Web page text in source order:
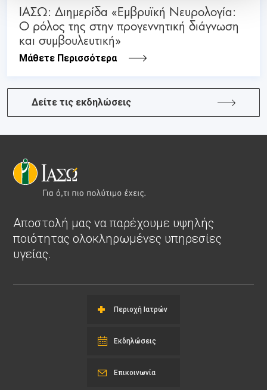
ΙΑΣΩ: Διημερίδα «Εμβρυϊκή Νευρολογία:
Ο ρόλος της στην προγεννητική διάγνωση
και συμβουλευτική»
Μάθετε Περισσότερα
Δείτε τις εκδηλώσεις
Αποστολή μας να παρέχουμε υψηλής
ποιότητας ολοκληρωμένες υπηρεσίες
υγείας.
Περιοχή Ιατρών
Εκδηλώσεις
Επικοινωνία